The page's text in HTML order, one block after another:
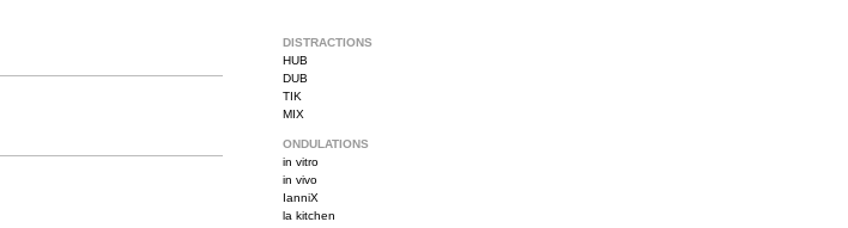
DISTRACTIONS
HUB
DUB
TIK
MIX
ONDULATIONS
in vitro
in vivo
IanniX
la kitchen